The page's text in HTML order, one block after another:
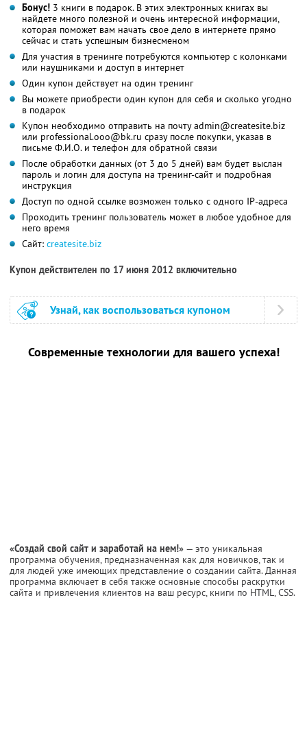
Бонус! 3 книги в подарок. В этих электронных книгах вы
найдете много полезной и очень интересной информации,
которая поможет вам начать свое дело в интернете прямо
сейчас и стать успешным бизнесменом
Для участия в тренинге потребуются компьютер с колонками
или наушниками и доступ в интернет
Один купон действует на один тренинг
Вы можете приобрести один купон для себя и сколько угодно
в подарок
Купон необходимо отправить на почту admin@createsite.biz
или professional.ooo@bk.ru сразу после покупки, указав в
письме Ф.И.О. и телефон для обратной связи
После обработки данных (от 3 до 5 дней) вам будет выслан
пароль и логин для доступа на тренинг-сайт и подробная
инструкция
Доступ по одной ссылке возможен только с одного IP-адреса
Проходить тренинг пользователь может в любое удобное для
него время
Сайт: createsite.biz
Купон действителен по 17 июня 2012 включительно
Узнай, как воспользоваться купоном
Современные технологии для вашего успеха!
«Создай свой сайт и заработай на нем!» — это уникальная
программа обучения, предназначенная как для новичков, так и
для людей уже имеющих представление о создании сайта. Данная
программа включает в себя также основные способы раскрутки
сайта и привлечения клиентов на ваш ресурс, книги по HTML, CSS.